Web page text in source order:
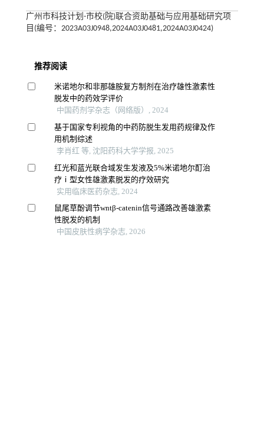
广州市科技计划-市校(院)联合资助基础与应用基础研究项
目(编号：2023A03J0948,2024A03J0481,2024A03J0424)